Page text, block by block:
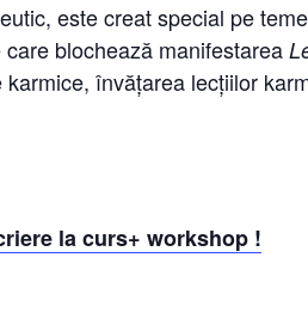
este creat special pe
blochează manifestarea
învățarea lecțiilor
la curs+ workshop !